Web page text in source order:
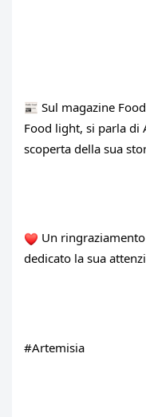
Sul magazine
Food light, si parla di
scoperta della sua
Un
dedicato la sua
#Artemisia